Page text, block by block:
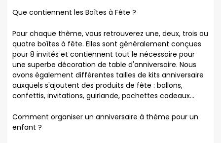
Que contiennent les Boîtes à Fête ?
Pour chaque thème, vous retrouverez une, deux, trois ou
quatre boîtes à fête. Elles sont généralement conçues
pour 8 invités et contiennent tout le nécessaire pour
une superbe décoration de table d'anniversaire. Nous
avons également différentes tailles de kits anniversaire
auxquels s'ajoutent des produits de fête : ballons,
confettis, invitations, guirlande, pochettes cadeaux...
Comment organiser un anniversaire à thème pour un
enfant ?